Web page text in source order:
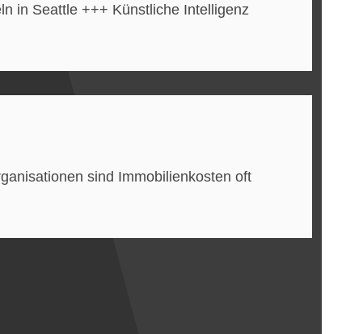
in Seattle +++ Künstliche Intelligenz
sind Immobilienkosten oft